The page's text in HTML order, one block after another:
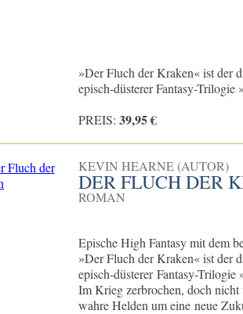
»Der Fluch der Kraken« ist der
episch-düsterer Fantasy-Trilogie
PREIS:39,95 €
KEVIN HEARNE (AUTOR)
DER FLUCH DER
ROMAN
Epische High Fantasy mit dem
»Der Fluch der Kraken« ist der
episch-düsterer Fantasy-Trilogie
Im Krieg zerbrochen, doch
wahre Helden um eine neue